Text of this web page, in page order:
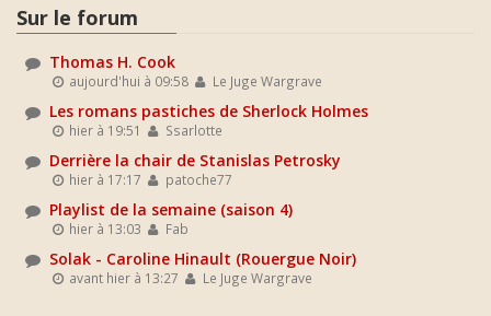
Sur le forum
Thomas H. Cook
aujourd'hui à 09:58 Le Juge Wargrave
Les romans pastiches de Sherlock Holmes
hier à 19:51 Ssarlotte
Derrière la chair de Stanislas Petrosky
hier à 17:17 patoche77
Playlist de la semaine (saison 4)
hier à 13:03 Fab
Solak - Caroline Hinault (Rouergue Noir)
avant hier à 13:27 Le Juge Wargrave